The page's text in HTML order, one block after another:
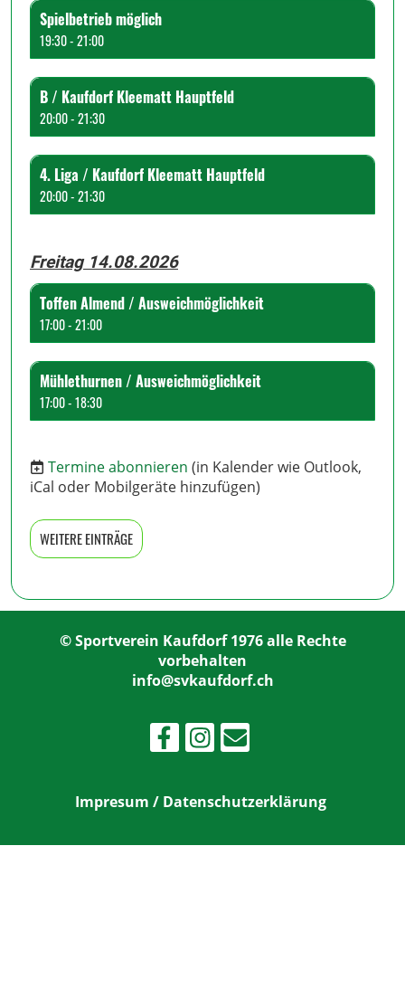
Spielbetrieb möglich
19:30 - 21:00
B / Kaufdorf Kleematt Hauptfeld
20:00 - 21:30
4. Liga / Kaufdorf Kleematt Hauptfeld
20:00 - 21:30
Freitag 14.08.2026
Toffen Almend / Ausweichmöglichkeit
17:00 - 21:00
Mühlethurnen / Ausweichmöglichkeit
17:00 - 18:30
Termine abonnieren (in Kalender wie Outlook,
iCal oder Mobilgeräte hinzufügen)
WEITERE EINTRÄGE
© Sportverein Kaufdorf 1976 alle Rechte
vorbehalten
info@svkaufdorf.ch
Impresum / Datenschutzerklärung